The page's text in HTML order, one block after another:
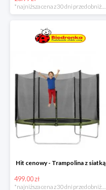
Hit cenowy - Trampolina z siatką
499.00 zł